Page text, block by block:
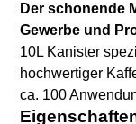
Der schonende
Gewerbe und
10L Kanister
hochwertiger
ca. 100